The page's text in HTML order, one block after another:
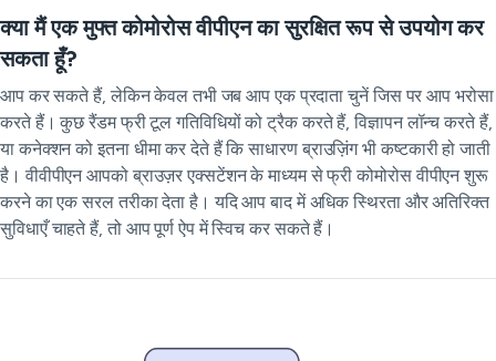
क्या मैं एक मुफ्त कोमोरोस वीपीएन का सुरक्षित रूप से उपयोग कर
सकता हूँ?
आप कर सकते हैं, लेकिन केवल तभी जब आप एक प्रदाता चुनें जिस पर आप भरोसा
करते हैं। कुछ रैंडम फ्री टूल गतिविधियों को ट्रैक करते हैं, विज्ञापन लॉन्च करते हैं,
या कनेक्शन को इतना धीमा कर देते हैं कि साधारण ब्राउज़िंग भी कष्टकारी हो जाती
है। वीवीपीएन आपको ब्राउज़र एक्सटेंशन के माध्यम से फ्री कोमोरोस वीपीएन शुरू
करने का एक सरल तरीका देता है। यदि आप बाद में अधिक स्थिरता और अतिरिक्त
सुविधाएँ चाहते हैं, तो आप पूर्ण ऐप में स्विच कर सकते हैं।